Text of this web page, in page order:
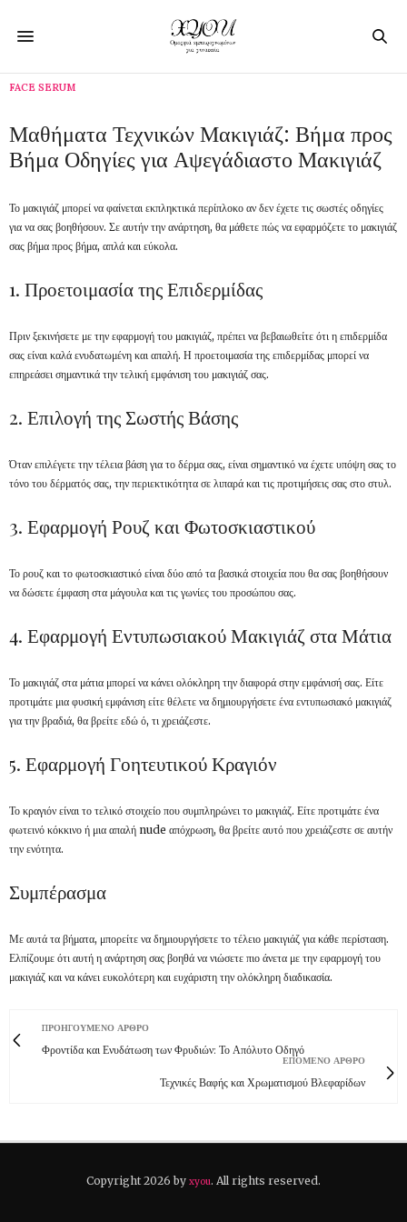
FACE SERUM
Μαθήματα Τεχνικών Μακιγιάζ: Βήμα προς
Βήμα Οδηγίες για Αψεγάδιαστο Μακιγιάζ
Το μακιγιάζ μπορεί να φαίνεται εκπληκτικά περίπλοκο αν δεν έχετε τις σωστές οδηγίες
για να σας βοηθήσουν. Σε αυτήν την ανάρτηση, θα μάθετε πώς να εφαρμόζετε το μακιγιάζ
σας βήμα προς βήμα, απλά και εύκολα.
1. Προετοιμασία της Επιδερμίδας
Πριν ξεκινήσετε με την εφαρμογή του μακιγιάζ, πρέπει να βεβαιωθείτε ότι η επιδερμίδα
σας είναι καλά ενυδατωμένη και απαλή. Η προετοιμασία της επιδερμίδας μπορεί να
επηρεάσει σημαντικά την τελική εμφάνιση του μακιγιάζ σας.
2. Επιλογή της Σωστής Βάσης
Όταν επιλέγετε την τέλεια βάση για το δέρμα σας, είναι σημαντικό να έχετε υπόψη σας το
τόνο του δέρματός σας, την περιεκτικότητα σε λιπαρά και τις προτιμήσεις σας στο στυλ.
3. Εφαρμογή Ρουζ και Φωτοσκιαστικού
Το ρουζ και το φωτοσκιαστικό είναι δύο από τα βασικά στοιχεία που θα σας βοηθήσουν
να δώσετε έμφαση στα μάγουλα και τις γωνίες του προσώπου σας.
4. Εφαρμογή Εντυπωσιακού Μακιγιάζ στα Μάτια
Το μακιγιάζ στα μάτια μπορεί να κάνει ολόκληρη την διαφορά στην εμφάνισή σας. Είτε
προτιμάτε μια φυσική εμφάνιση είτε θέλετε να δημιουργήσετε ένα εντυπωσιακό μακιγιάζ
για την βραδιά, θα βρείτε εδώ ό, τι χρειάζεστε.
5. Εφαρμογή Γοητευτικού Κραγιόν
Το κραγιόν είναι το τελικό στοιχείο που συμπληρώνει το μακιγιάζ. Είτε προτιμάτε ένα
φωτεινό κόκκινο ή μια απαλή nude απόχρωση, θα βρείτε αυτό που χρειάζεστε σε αυτήν
την ενότητα.
Συμπέρασμα
Με αυτά τα βήματα, μπορείτε να δημιουργήσετε το τέλειο μακιγιάζ για κάθε περίσταση.
Ελπίζουμε ότι αυτή η ανάρτηση σας βοηθά να νιώσετε πιο άνετα με την εφαρμογή του
μακιγιάζ και να κάνει ευκολότερη και ευχάριστη την ολόκληρη διαδικασία.
ΠΡΟΗΓΟΎΜΕΝΟ ΆΡΘΡΟ
Φροντίδα και Ενυδάτωση των Φρυδιών: Το Απόλυτο Οδηγό
ΕΠΌΜΕΝΟ ΆΡΘΡΟ
Τεχνικές Βαφής και Χρωματισμού Βλεφαρίδων
Copyright 2026 by xyou. All rights reserved.